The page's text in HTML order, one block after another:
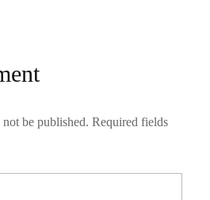
be published. Required fields